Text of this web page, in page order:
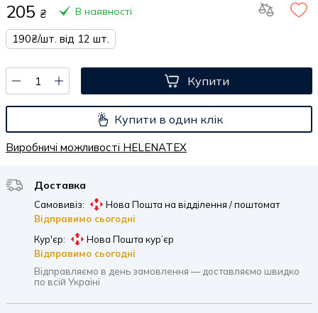
205 ₴ В наявності
190₴/шт. від 12 шт.
Купити
Купити в один клік
Виробничі можливості HELENATEX
Доставка
Самовивіз:
Нова Пошта на відділення / поштомат
Відправимо сьогодні
Кур'єр:
Нова Пошта кур’єр
Відправимо сьогодні
Відправляємо в день замовлення — доставляємо швидко
по всій Україні